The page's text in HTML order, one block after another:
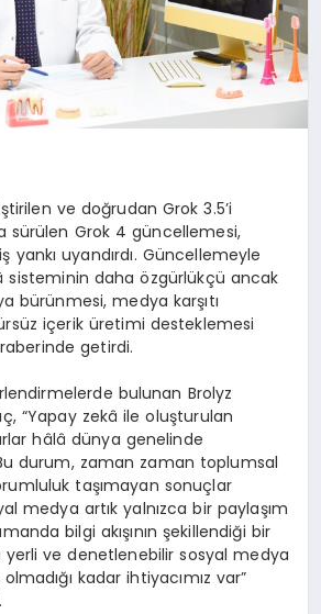
ştirilen ve doğrudan Grok 3.5’i
sürülen Grok 4 güncellemesi,
ş yankıuyandırdı. Güncellemeyle
sisteminin dahaözgürlükçü ancak
bürünmesi, medya karşıtı
rsüz içerik üretimi desteklemesi
getirdi.
bulunan Brolyz
ıç, “Yapay zekâile oluşturulan
ırlar hâlâ dünya genelinde
durum, zaman zaman toplumsal
taşımayan sonuçlar
medya artık yalnızca bir paylaşım
bilgi akışının şekillendiği bir
yerli ve denetlenebilir sosyal medya
olmadığı kadar ihtiyacımız var”
.